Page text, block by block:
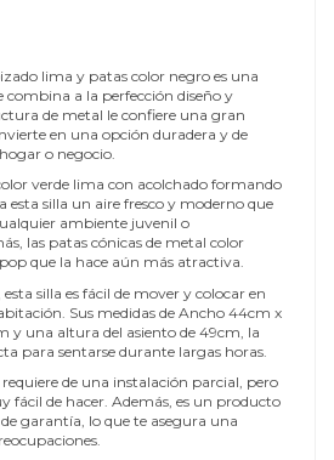
lima y patas color negro es una
combina a la perfección diseño y
de metal le confiere una gran
en una opción duradera y de
o negocio.
verde lima con acolchado formando
esta silla un aire fresco y moderno que
ambiente juvenil o
las patas cónicas de metal color
que la hace aún más atractiva.
silla es fácil de mover y colocar en
Sus medidas de Ancho 44cm x
y una altura del asiento de 49cm, la
para sentarse durante largas horas.
de una instalación parcial, pero
fácil de hacer. Además, es un producto
garantía, lo que te asegura una